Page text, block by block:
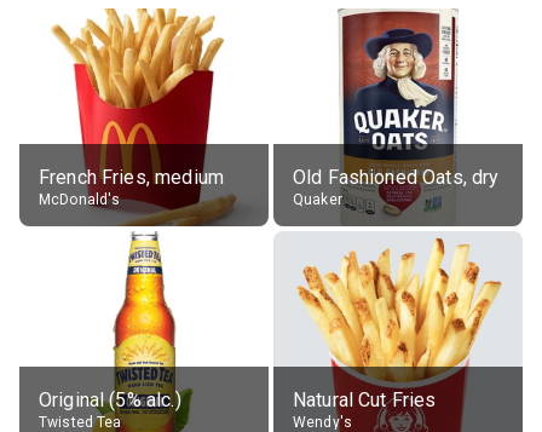
French Fries, medium
McDonald's
Old Fashioned Oats, dry
Quaker
Original (5% alc.)
Twisted Tea
Natural Cut Fries
Wendy's